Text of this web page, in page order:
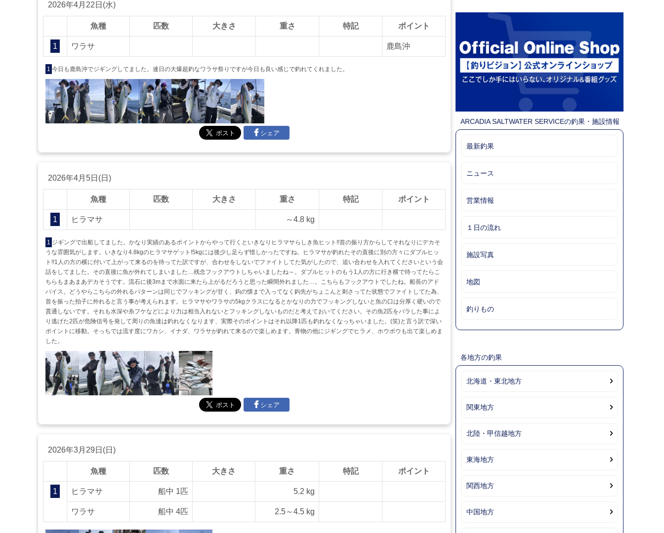
2026年4月22日(水)
魚種 匹数 大きさ 重さ 特記 ポイント
1 ワラサ 鹿島沖
1 今日も鹿島沖でジギングしてました。連日の大爆超釣なワラサ祭りですが今日も良い感じで釣れてくれました。
シェア
2026年4月5日(日)
魚種 匹数 大きさ 重さ 特記 ポイント
1 ヒラマサ ～4.8 kg
1 ジギングで出船してました。かなり実績のあるポイントからやって行くといきなりヒラマサらしき魚ヒット!!首の振り方からしてそれなりにデカそ
うな雰囲気がします。いきなり4.8kgのヒラマサゲット!5kgには後少し足らず惜しかったですね。ヒラマサが釣れたその直後に別の方々にダブルヒッ
ト!!1人の方の横に付いて上がって来るのを待ってた訳ですが、合わせをしないでファイトしてた気がしたので、追い合わせを入れてくださいという会
話をしてました。その直後に魚が外れてしまいました…残念フックアウトしちゃいましたね～。ダブルヒットのもう1人の方に行き横で待ってたらこ
ちらもまあまあデカそうです。流石に後3mまで水面に来たら上がるだろうと思った瞬間外れました…。こちらもフックアウトでしたね。船長のアド
バイス。どうやらこちらの外れるパターンは同じでフッキングが甘く、鈎の懐まで入ってなく鈎先がちょこんと刺さってた状態でファイトしてた為、
首を振った拍子に外れると言う事が考えられます。ヒラマサやワラサの5kgクラスになるとかなりの力でフッキングしないと魚の口は分厚く硬いので
貫通しないです。それも水深や糸フケなどにより力は相当入れないとフッキングしないものだと考えておいてください。その魚2匹をバラした事によ
り逃げた2匹が危険信号を発して周りの魚達は釣れなくなります、実際そのポイントはそれ以降1匹も釣れなくなっちゃいました。(笑)と言う訳で深い
ポイントに移動。そっちでは流す度にワカシ、イナダ、ワラサが釣れて来るので楽しめます。青物の他にジギングでヒラメ、ホウボウも出て楽しめま
した。
シェア
2026年3月29日(日)
魚種 匹数 大きさ 重さ 特記 ポイント
1 ヒラマサ 船中 1匹 5.2 kg
ワラサ 船中 4匹 2.5～4.5 kg
ARCADIA SALTWATER SERVICEの釣果・施設情報
最新釣果
ニュース
営業情報
１日の流れ
施設写真
地図
釣りもの
各地方の釣果
北海道・東北地方
関東地方
北陸・甲信越地方
東海地方
関西地方
中国地方